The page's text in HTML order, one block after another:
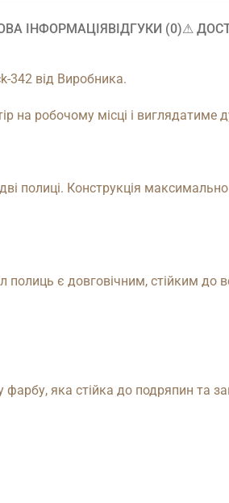
ІНФОРМАЦІЯВІДГУКИ (0)⚠︎
342 від Виробника.
на робочому місці і виглядатиме
полиці. Конструкція
полиць є довговічним, стійким до
яка стійка до подряпин та